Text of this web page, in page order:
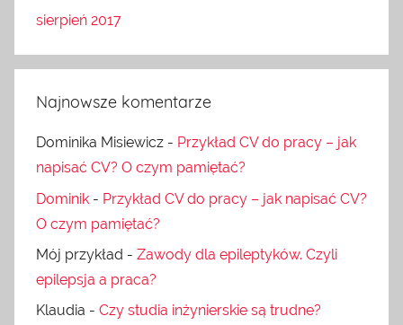
sierpień 2017
Najnowsze komentarze
Dominika Misiewicz - Przykład CV do pracy – jak
napisać CV? O czym pamiętać?
Dominik - Przykład CV do pracy – jak napisać CV?
O czym pamiętać?
Mój przykład - Zawody dla epileptyków. Czyli
epilepsja a praca?
Klaudia - Czy studia inżynierskie są trudne?